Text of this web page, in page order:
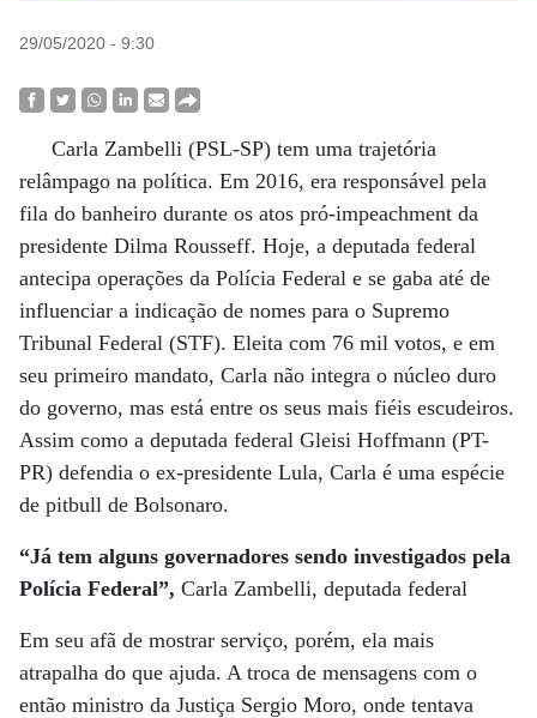
29/05/2020 - 9:30
Carla Zambelli (PSL-SP) tem uma trajetória
relâmpago na política. Em 2016, era responsável pela
fila do banheiro durante os atos pró-impeachment da
presidente Dilma Rousseff. Hoje, a deputada federal
antecipa operações da Polícia Federal e se gaba até de
influenciar a indicação de nomes para o Supremo
Tribunal Federal (STF). Eleita com 76 mil votos, e em
seu primeiro mandato, Carla não integra o núcleo duro
do governo, mas está entre os seus mais fiéis escudeiros.
Assim como a deputada federal Gleisi Hoffmann (PT-
PR) defendia o ex-presidente Lula, Carla é uma espécie
de pitbull de Bolsonaro.
“Já tem alguns governadores sendo investigados pela
Polícia Federal”, Carla Zambelli, deputada federal
Em seu afã de mostrar serviço, porém, ela mais
atrapalha do que ajuda. A troca de mensagens com o
então ministro da Justiça Sergio Moro, onde tentava